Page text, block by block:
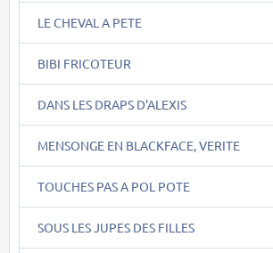
LE CHEVAL A PETE
BIBI FRICOTEUR
DANS LES DRAPS D'ALEXIS
MENSONGE EN BLACKFACE, VERITE
TOUCHES PAS A POL POTE
SOUS LES JUPES DES FILLES